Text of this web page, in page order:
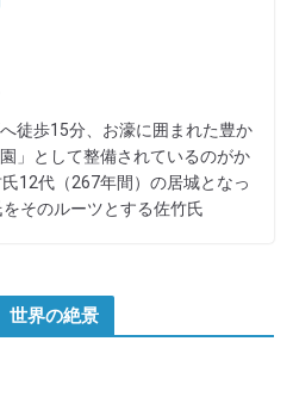
徒歩15分、お濠に囲まれた豊か
」として整備されているのがか
12代（267年間）の居城となっ
そのルーツとする佐竹氏
界の絶景